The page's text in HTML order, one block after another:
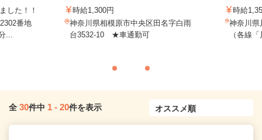
した！！
番地
...
時給1,300円
神奈川県相模原市中央区田名字白雨
台3532-10 ★車通勤可
時給
神奈川県
（各線
全 30件中 1 - 20件を表示